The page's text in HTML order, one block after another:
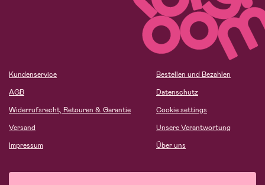
Kundenservice
AGB
Widerrufsrecht, Retouren & Garantie
Versand
Impressum
Bestellen und Bezahlen
Datenschutz
Cookie settings
Unsere Verantwortung
Über uns